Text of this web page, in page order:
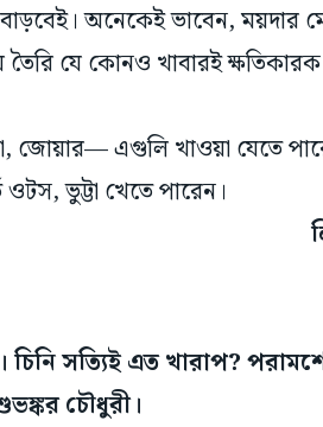
অনেকেই ভাবেন, ময়দার
তৈরি যে কোনও খাবারই
জোয়ার— এগুলি খাওয়া যেতে
ভুট্টা খেতে পারেন।
সত্যিই এত খারাপ?
চৌধুরী।